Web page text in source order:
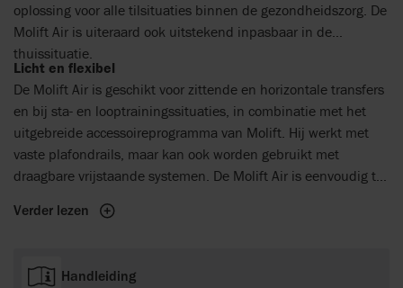
oplossing voor alle tilsituaties binnen de gezondheidszorg. De
Molift Air is uiteraard ook uitstekend inpasbaar in de
thuissituatie.
Licht en flexibel
De Molift Air is geschikt voor zittende en horizontale transfers
en bij sta- en looptrainingssituaties, in combinatie met het
uitgebreide accessoireprogramma van Molift. Hij werkt met
vaste plafondrails, maar kan ook worden gebruikt met
draagbare vrijstaande systemen. De Molift Air is eenvoudig te
gewicht en de slimme snelkoppelfunctie. De Molift Air biedt
mogelijkheden voor ruimte-naar-ruimtetransfers, dankzij een
zeer laag gewicht en het slimme snelkoppelsysteem. De Molift
Verder lezen
Handleiding